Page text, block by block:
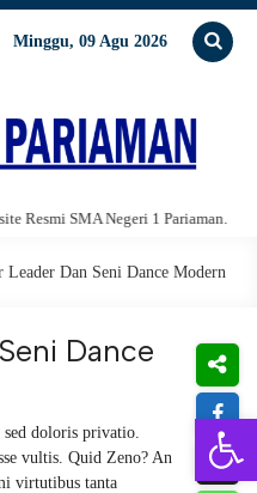
Minggu, 09 Agu 2026
SMA Negeri 1 Pariaman.
Leader Dan Seni Dance Modern
Dance
doloris privatio.
vultis. Quid Zeno? An
virtutibus tanta